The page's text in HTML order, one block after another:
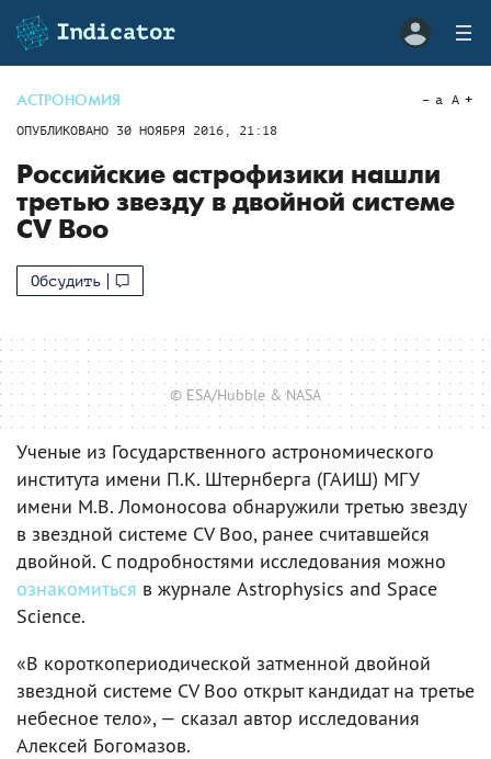
АСТРОНОМИЯ
ОПУБЛИКОВАНО 30 НОЯБРЯ 2016, 21:18
a A
Российские астрофизики нашли
третью звезду в двойной системе
CV Boo
Обсудить
© ESA/Hubble & NASA
Ученые из Государственного астрономического
института имени П.К. Штернберга (ГАИШ) МГУ
имени М.В. Ломоносова обнаружили третью звезду
в звездной системе CV Boo, ранее считавшейся
двойной. С подробностями исследования можно
ознакомиться в журнале Astrophysics and Space
Science.
«В короткопериодической затменной двойной
звездной системе CV Boo открыт кандидат на третье
небесное тело», — сказал автор исследования
Алексей Богомазов.